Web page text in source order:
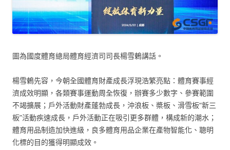
圖為國度體育總局體育經濟司司長楊雪鶇講話。
楊雪鶇先容，今朝全國體育財產成長浮現浩繁亮點：體育賽事經
濟成效明顯，各類賽事運動周全恢復，辦賽多少數字、參賽範圍
不竭擴展；戶外活動財產蓬勃成長，沖浪板、槳板、滑雪板“新三
板”活動疾速成長，戶外活動正在吸引更多群體，構成新的潮水；
體育用品制造加快進級，良多體育用品企業在產物智能化、聰明
化標的目的獲得明顯成效。